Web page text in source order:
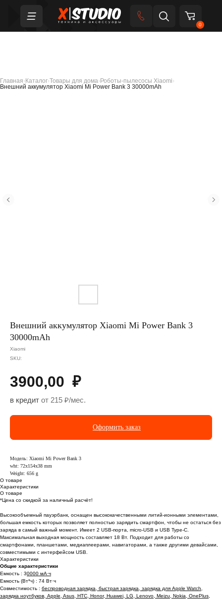
0
Главная› Каталог›Товары для дома› Роботы-пылесосы Xiaomi›
Внешний аккумулятор Xiaomi Mi Power Bank 3 30000mAh
Внешний аккумулятор Xiaomi Mi Power Bank 3
30000mAh
Xiaomi
SKU:
3900,00 ₽
в кредит от 215 ₽/мес.
Оформить заказ
Модель: Xiaomi Mi Power Bank 3
wht: 72x154x38 mm
Weight: 656 g
О товаре
Характеристики
О товаре
*Цена со скидкой за наличный расчёт!
Высокообъемный пауэрбанк, оснащен высококачественными литий-ионными элементами,
большая емкость которых позволяет полностью зарядить смартфон, чтобы не остаться без
заряда в самый важный момент. Имеет 2 USB-порта, micro-USB и USB Type-C.
Максимальная выходная мощность составляет 18 Вт. Подходит для работы со
смартфонами, планшетами, медиаплеерами, навигаторами, а также другими девайсами,
совместимыми с интерфейсом USB.
Характеристики
Общие характеристики
Емкость : 30000 мА·ч
Емкость (Вт*ч) : 74 Вт·ч
Совместимость : беспроводная зарядка, быстрая зарядка, зарядка для Apple Watch,
зарядка ноутбуков, Apple, Asus, HTC, Honor, Huawei, LG, Lenovo, Meizu, Nokia, OnePlus,